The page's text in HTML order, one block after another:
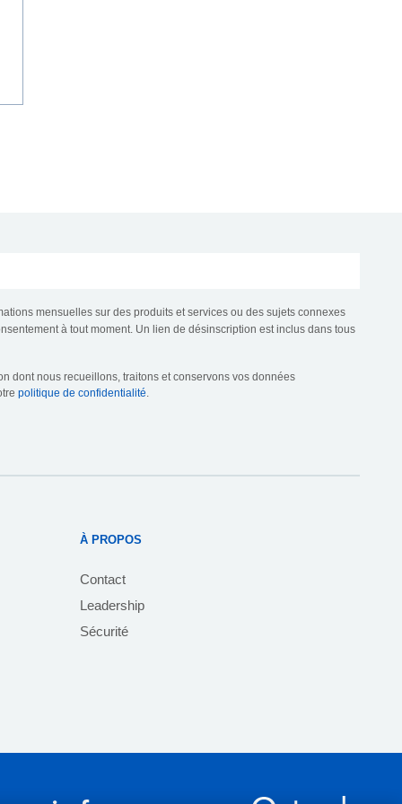
mensuelles sur des produits et services ou des sujets connexes
à tout moment. Un lien de désinscription est inclus dans tous
dont nous recueillons, traitons et conservons vos données
politique de confidentialité.
À PROPOS
Contact
Leadership
Sécurité